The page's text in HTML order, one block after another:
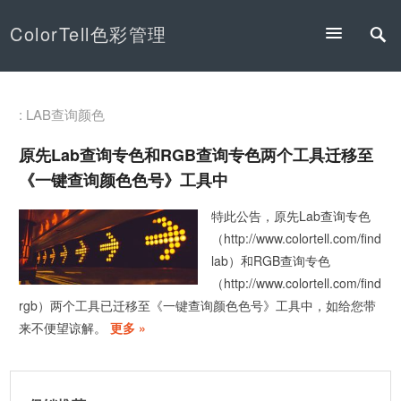
ColorTell色彩管理
: LAB查询颜色
原先Lab查询专色和RGB查询专色两个工具迁移至
《一键查询颜色色号》工具中
特此公告，原先Lab查询专色
（http://www.colortell.com/find
lab）和RGB查询专色
（http://www.colortell.com/find
rgb）两个工具已迁移至《一键查询颜色色号》工具中，如给您带
来不便望谅解。
更多 »